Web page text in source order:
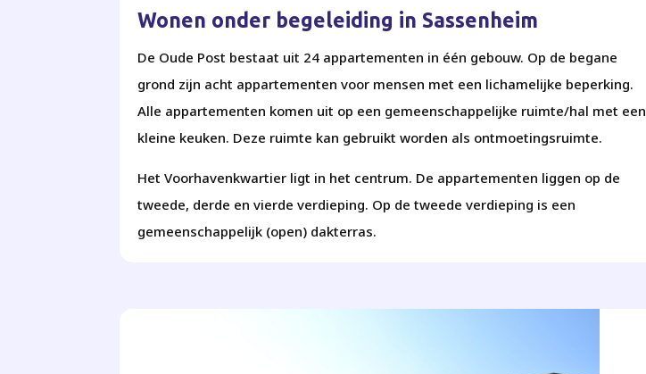
Wonen onder begeleiding in Sassenheim
De Oude Post bestaat uit 24 appartementen in één gebouw. Op de begane
grond zijn acht appartementen voor mensen met een lichamelijke beperking.
Alle appartementen komen uit op een gemeenschappelijke ruimte/hal met een
kleine keuken. Deze ruimte kan gebruikt worden als ontmoetingsruimte.
Het Voorhavenkwartier ligt in het centrum. De appartementen liggen op de
tweede, derde en vierde verdieping. Op de tweede verdieping is een
gemeenschappelijk (open) dakterras.